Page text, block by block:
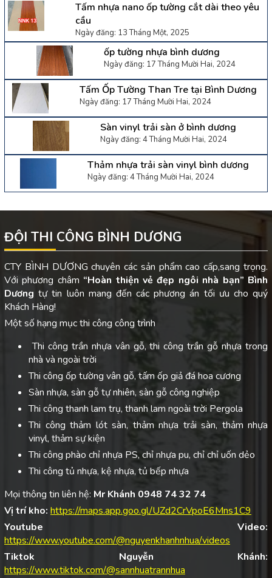
Tấm nhựa nano ốp tường cắt dài theo yêu
cầu
Ngày đăng: 13 Tháng Một, 2025
ốp tường nhựa bình dương
Ngày đăng: 17 Tháng Mười Hai, 2024
Tấm Ốp Tường Than Tre tại Bình Dương
Ngày đăng: 17 Tháng Mười Hai, 2024
Sàn vinyl trải sàn ở bình dương
Ngày đăng: 4 Tháng Mười Hai, 2024
Thảm nhựa trải sàn vinyl bình dương
Ngày đăng: 4 Tháng Mười Hai, 2024
ĐỘI THI CÔNG BÌNH DƯƠNG
CTY BÌNH DƯƠNG chuyên các sản phẩm cao cấp,sang trọng.
Với phương châm “Hoàn thiện vẻ đẹp ngôi nhà bạn” Bình
Dươngtự tin luôn mang đến các phương án tối ưu cho quý
Khách Hàng!
Một số hạng mục thi công công trình
Thi công trần nhựa vân gỗ, thi công trần gỗ nhựa trong
nhà và ngoài trời
Thi công ốp tường vân gỗ, tấm ốp giả đá hoa cương
Sàn nhựa, sàn gỗ tự nhiên, sàn gỗ công nghiệp
Thi công thanh lam trụ, thanh lam ngoài trời Pergola
Thi công thảm lót sàn, thảm nhựa trải sàn, thảm nhựa
vinyl, thảm sự kiện
Thi công phào chỉ nhựa PS, chỉ nhựa pu, chỉ chỉ uốn dẻo
Thi công tủ nhựa, kệ nhựa, tủ bếp nhựa
Mọi thông tin liên hệ: Mr Khánh 0948 74 32 74
Vị trí kho: https://maps.app.goo.gl/UZd2CrVpoE6Mns1C9
Youtube Video:
https://www.youtube.com/@nguyenkhanhnhua/videos
Tiktok Nguyễn Khánh:
https://www.tiktok.com/@sannhuatrannhua